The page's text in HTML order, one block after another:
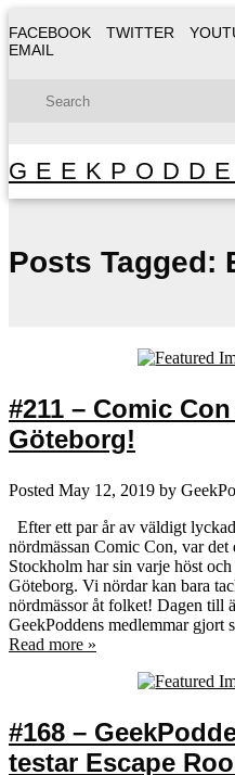
FACEBOOK TWITTER
EMAIL
Posts Tagged:
#211 – Comic
Göteborg!
Posted May 12, 2019 by
Efter ett par år av väldigt
nördmässan Comic Con, var det
Stockholm har sin varje höst
Göteborg. Vi nördar kan bara
nördmässor åt folket! Dagen till
GeekPoddens medlemmar
Read more »
#168 –
testar Escape